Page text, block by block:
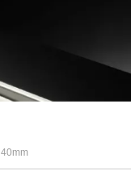
40mm